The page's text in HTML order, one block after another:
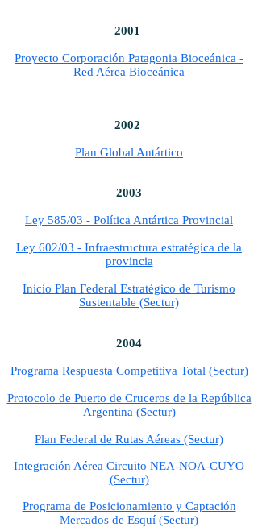
2001
Proyecto Corporación Patagonia Bioceánica -
Red Aérea Bioceánica
2002
Plan Global Antártico
2003
Ley 585/03 - Política Antártica Provincial
Ley 602/03 - Infraestructura estratégica de la
provincia
Inicio Plan Federal Estratégico de Turismo
Sustentable (Sectur)
2004
Programa Respuesta Competitiva Total (Sectur)
Protocolo de Puerto de Cruceros de la República
Argentina (Sectur)
Plan Federal de Rutas Aéreas (Sectur)
Integración Aérea Circuito NEA-NOA-CUYO
(Sectur)
Programa de Posicionamiento y Captación
Mercados de Esquí (Sectur)